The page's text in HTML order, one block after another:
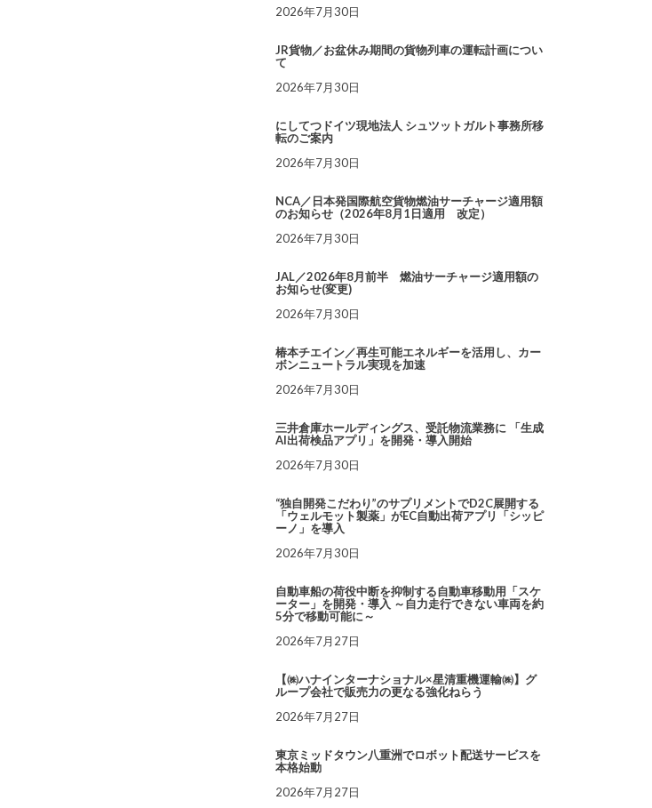
2026年7月30日
JR貨物／お盆休み期間の貨物列車の運転計画につい
て
2026年7月30日
にしてつドイツ現地法人 シュツットガルト事務所移
転のご案内
2026年7月30日
NCA／日本発国際航空貨物燃油サーチャージ適用額
のお知らせ（2026年8月1日適用 改定）
2026年7月30日
JAL／2026年8月前半 燃油サーチャージ適用額の
お知らせ(変更)
2026年7月30日
椿本チエイン／再生可能エネルギーを活用し、カー
ボンニュートラル実現を加速
2026年7月30日
三井倉庫ホールディングス、受託物流業務に 「生成
AI出荷検品アプリ」を開発・導入開始
2026年7月30日
“独自開発こだわり”のサプリメントでD2C展開する
「ウェルモット製薬」がEC自動出荷アプリ「シッピ
ーノ」を導入
2026年7月30日
自動車船の荷役中断を抑制する自動車移動用「スケ
ーター」を開発・導入 ～自力走行できない車両を約
5分で移動可能に～
2026年7月27日
【㈱ハナインターナショナル×星清重機運輸㈱】グ
ループ会社で販売力の更なる強化ねらう
2026年7月27日
東京ミッドタウン八重洲でロボット配送サービスを
本格始動
2026年7月27日